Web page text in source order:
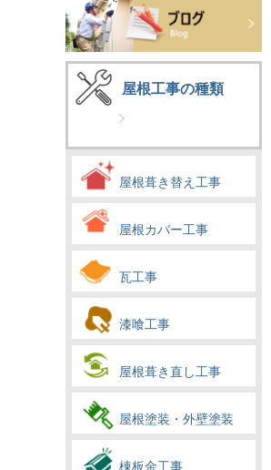
屋根工事の種類
屋根葺き替え工事
屋根カバー工事
瓦工事
漆喰工事
屋根葺き直し工事
屋根塗装・外壁塗装
棟板金工事